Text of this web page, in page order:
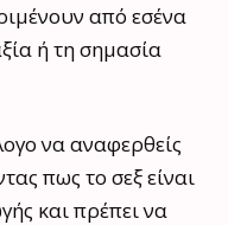
από εσένα
ή τη σημασία
να αναφερθείς
πως το σεξ είναι
και πρέπει να